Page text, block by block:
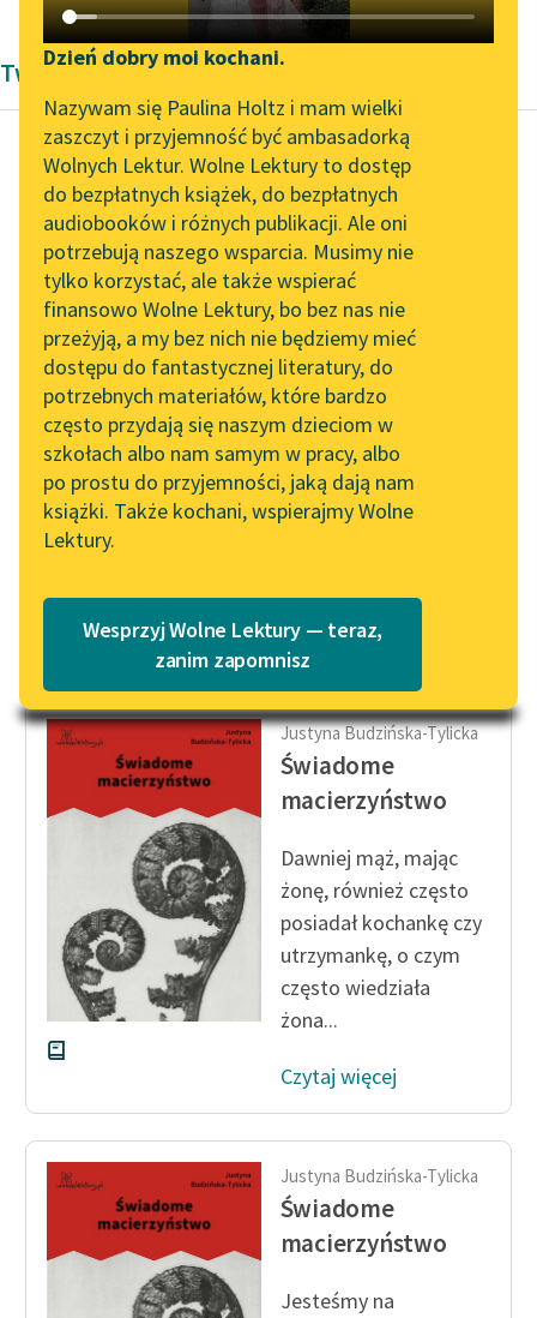
Katalog DAISY
Podkasty o książkach
Zgłoś brak utworu
Aktualności
„Prokurator Alicja Horn”
do słuchania
Byliśmy częścią AI Impact
Lab
Zapraszamy na spotkanie
online z tłumaczkami
literatury skandynawskiej
Spotkanie z Katarzyną
Tunkiel w Oslo
102. lata temu zmarł
Joseph Conrad
Lektury szkolne i klasyka
literatury do słuchania dla
uczennic i uczniów z
niepełnosprawnościami
E-kolekcja lektur
szkolnych i literatury do
słuchania dla uczennic i
niepełnosprawnościami
Feministyczne inspiracje.
Popularyzacja
skandynawskiej literatury
feministycznej
Kolekcje edukacyjne
twórców przechodzących
do domeny publicznej,
lektur szkolnych oraz
Starego Testamentu
Odkurzamy bohaterów
Narzędzia
Mapa Wolnych Lektur
Leśmianator
Przewodnik dla piszących i
czytających
API
OAI-PMH
Widget Wolnych Lektur
Przypisy
Katalog w formacie PDF
Dzień dobry moi kochani.
Nazywam się Paulina Holtz i mam wielki
zaszczyt i przyjemność być ambasadorką
Wolnych Lektur. Wolne Lektury to dostęp
do bezpłatnych książek, do bezpłatnych
audiobooków i różnych publikacji. Ale oni
potrzebują naszego wsparcia. Musimy nie
tylko korzystać, ale także wspierać
finansowo Wolne Lektury, bo bez nas nie
przeżyją, a my bez nich nie będziemy mieć
dostępu do fantastycznej literatury, do
potrzebnych materiałów, które bardzo
często przydają się naszym dzieciom w
szkołach albo nam samym w pracy, albo
po prostu do przyjemności, jaką dają nam
książki. Także kochani, wspierajmy Wolne
Lektury.
Wesprzyj Wolne Lektury — teraz,
zanim zapomnisz
Twórczość Justyny Budzińskiej-Tylickiej
Justyna Budzińska-Tylicka
Świadome
macierzyństwo
Najbardziej
upośledzona,
nieszczęśliwa,
pogardzana, deptana,
prześladowana jest
matka nieślubna ze
swymtak zwanym
Czytaj więcej
Justyna Budzińska-Tylicka
Świadome
macierzyństwo
Dawniej mąż, mając
żonę, również często
posiadał kochankę czy
utrzymankę, o czym
często wiedziała
żona...
Czytaj więcej
Justyna Budzińska-Tylicka
Świadome
macierzyństwo
Jesteśmy na